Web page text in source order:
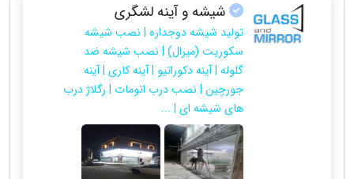
شیشه و آینه لشگری
تولید شیشه دوجداره | نصب شیشه
سکوریت (میرال) | نصب شیشه ضد
گلوله | آینه دکوراتیو | آینه کاری | آینه
جورچین | نصب درب اتومات | رگلاژ درب
های شیشه ای | ...